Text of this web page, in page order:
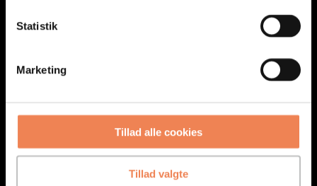
Statistik
Marketing
Tillad alle cookies
Tillad valgte
Besked
CAPTCHA